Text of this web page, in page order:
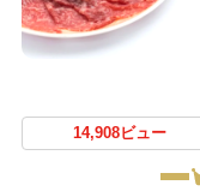
14,908ビュー